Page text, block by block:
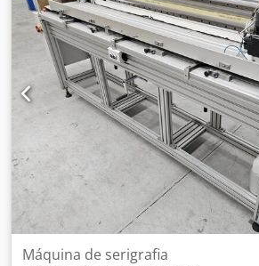
Máquina de serigrafia